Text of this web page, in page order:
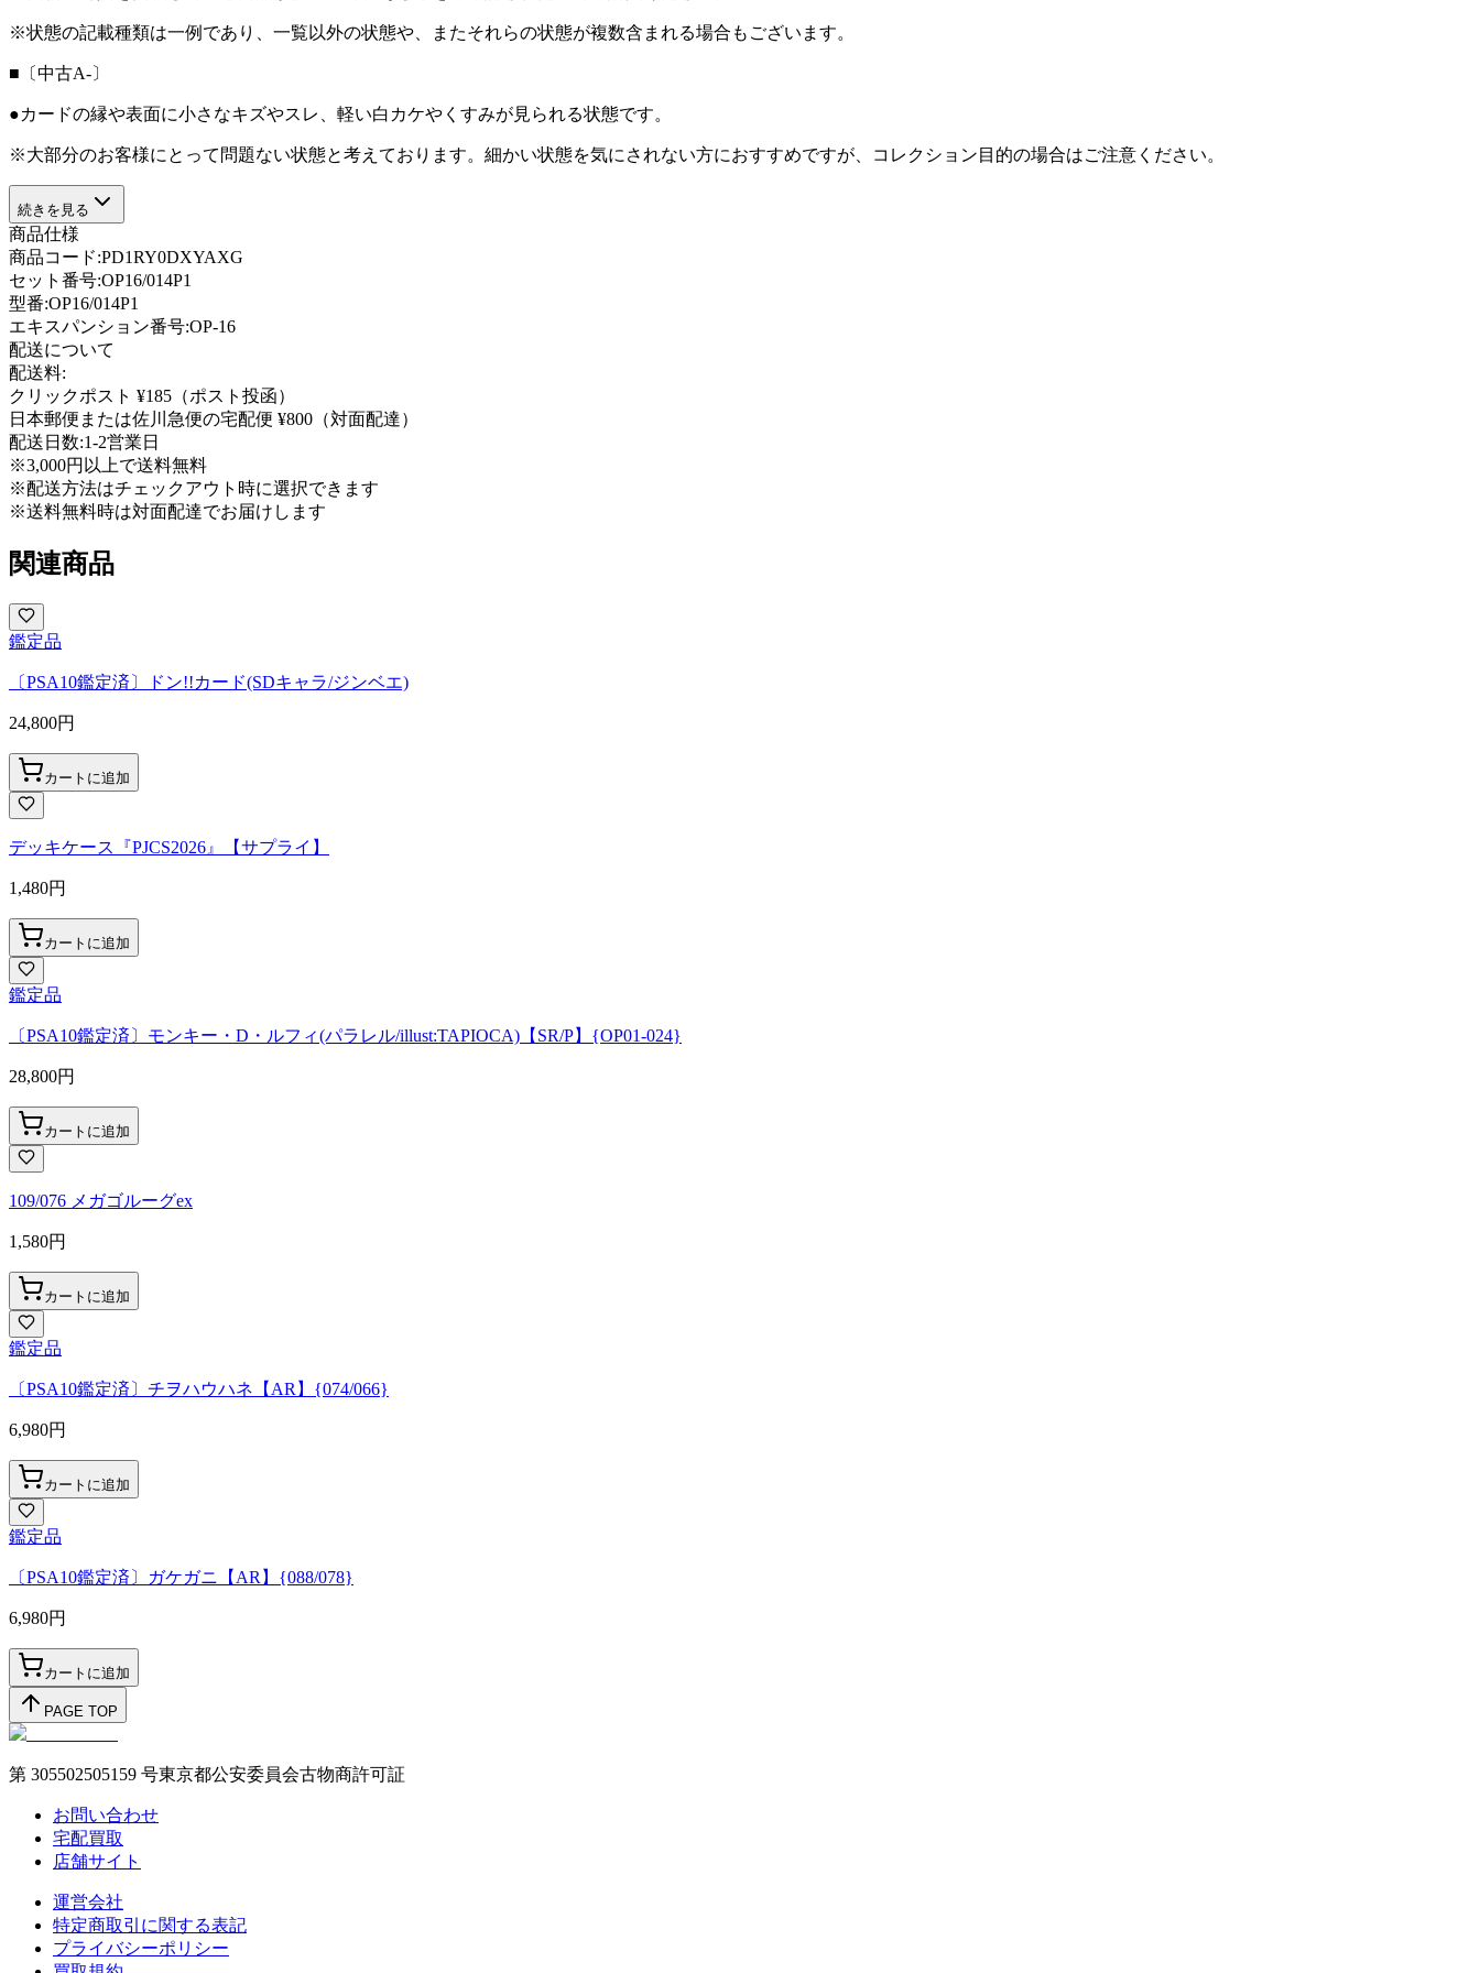
※状態の記載種類は一例であり、一覧以外の状態や、またそれらの状態が複数含まれる場合もございます。
■〔中古A-〕
●カードの縁や表面に小さなキズやスレ、軽い白カケやくすみが見られる状態です。
※大部分のお客様にとって問題ない状態と考えております。細かい状態を気にされない方におすすめですが、コレクション目的の場合はご注意ください。
続きを見る
商品仕様
商品コード:PD1RY0DXYAXG
セット番号:OP16/014P1
型番:OP16/014P1
エキスパンション番号:OP-16
配送について
配送料:
クリックポスト ¥185（ポスト投函）
日本郵便または佐川急便の宅配便 ¥800（対面配達）
配送日数:1-2営業日
※3,000円以上で送料無料
※配送方法はチェックアウト時に選択できます
※送料無料時は対面配達でお届けします
関連商品
鑑定品
〔PSA10鑑定済〕ドン!!カード(SDキャラ/ジンベエ)
24,800円
カートに追加
デッキケース『PJCS2026』【サプライ】
1,480円
カートに追加
鑑定品
〔PSA10鑑定済〕モンキー・D・ルフィ(パラレル/illust:TAPIOCA)【SR/P】{OP01-024}
28,800円
カートに追加
109/076 メガゴルーグex
1,580円
カートに追加
鑑定品
〔PSA10鑑定済〕チヲハウハネ【AR】{074/066}
6,980円
カートに追加
鑑定品
〔PSA10鑑定済〕ガケガニ【AR】{088/078}
6,980円
カートに追加
PAGE TOP
第 305502505159 号東京都公安委員会古物商許可証
お問い合わせ
宅配買取
店舗サイト
運営会社
特定商取引に関する表記
プライバシーポリシー